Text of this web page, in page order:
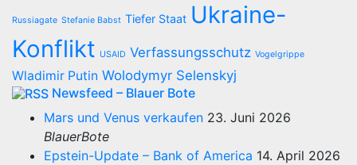
Russiagate Stefanie Babst Tiefer Staat Ukraine-
Konflikt USAID Verfassungsschutz Vogelgrippe
Wladimir Putin Wolodymyr Selenskyj
Newsfeed – Blauer Bote
Mars und Venus verkaufen 23. Juni 2026
BlauerBote
Epstein-Update – Bank of America 14. April 2026